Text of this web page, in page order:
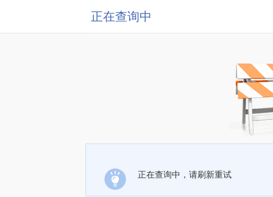
正在查询中
正在查询中，请刷新重试